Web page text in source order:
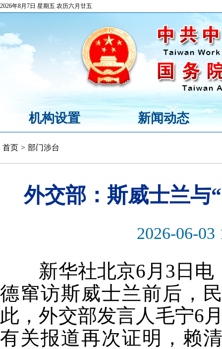
2026年8月7日 星期五 农历六月廿五
机构设置 新闻动态
首页 > 部门涉台
外交部：斯威士兰与
2026-06-03
新华社北京6月3日电
德窜访斯威士兰前后，
此，外交部发言人毛宁6
有关报道再次证明，赖